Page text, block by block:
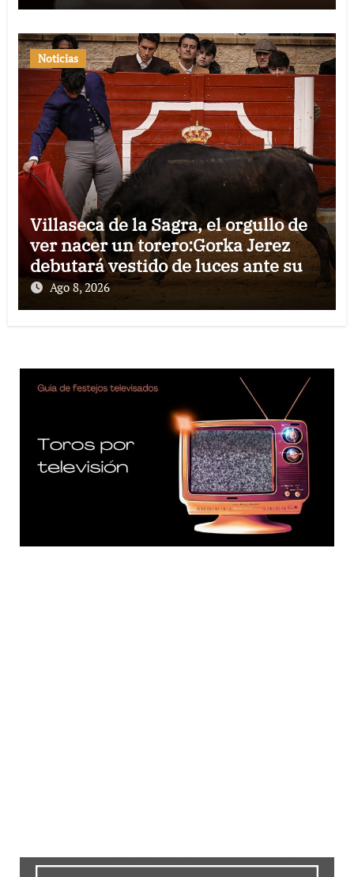
Noticias
Villaseca de la Sagra, el orgullo de
ver nacer un torero:Gorka Jerez
debutará vestido de luces ante su
pueblo
Ago 8, 2026